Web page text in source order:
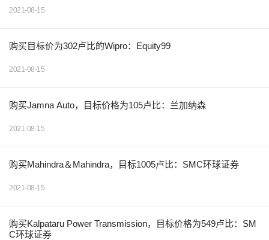
2021-08-15
购买目标价为302卢比的Wipro：Equity99
2021-08-15
购买Jamna Auto，目标价格为105卢比：兰加纳森
2021-08-15
购买Mahindra＆Mahindra，目标1005卢比：SMC环球证券
2021-08-15
购买Kalpataru Power Transmission，目标价格为549卢比：SM
C环球证券